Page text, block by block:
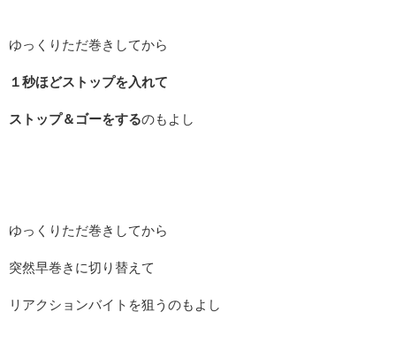
ゆっくりただ巻きしてから
１秒ほどストップを入れて
ストップ＆ゴーをするのもよし
ゆっくりただ巻きしてから
突然早巻きに切り替えて
リアクションバイトを狙うのもよし